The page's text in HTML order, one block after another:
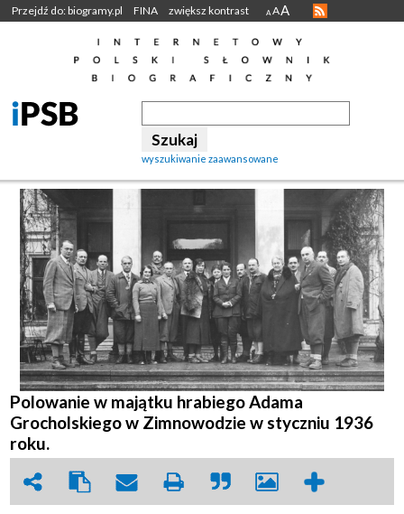
Przejdź do: biogramy.pl FINA zwiększ kontrast A AA
wyszukiwanie zaawansowane
Polowanie w majątku hrabiego Adama
Grocholskiego w Zimnowodzie w styczniu 1936
roku.